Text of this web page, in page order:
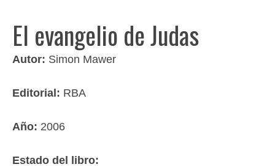
El evangelio de Judas
Autor: Simon Mawer
Editorial: RBA
Año: 2006
Estado del libro: